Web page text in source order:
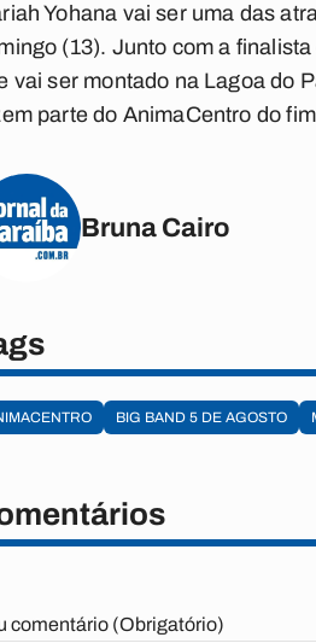
Yohana vai ser uma das
(13). Junto com a
vai ser montado na Lagoa do
parte do AnimaCentro do
Bruna Cairo
BIG BAND 5 DE AGOSTO
comentário (Obrigatório)